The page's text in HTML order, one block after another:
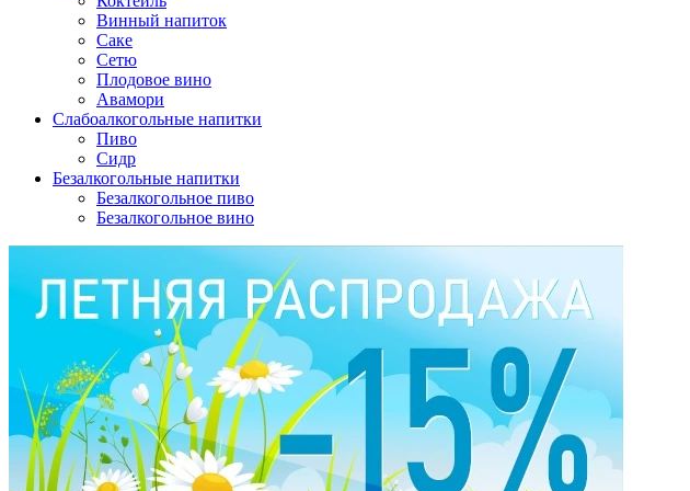
Винный напиток
Саке
Сетю
Плодовое вино
Авамори
Слабоалкогольные напитки
Пиво
Сидр
Безалкогольные напитки
Безалкогольное пиво
Безалкогольное вино